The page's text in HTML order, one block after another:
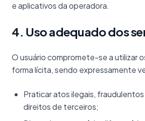
e aplicativos da operadora.
4. Uso adequado dos
O usuário compromete-se a utilizar
forma lícita, sendo expressamente
Praticar atos ilegais,
direitos de terceiros;